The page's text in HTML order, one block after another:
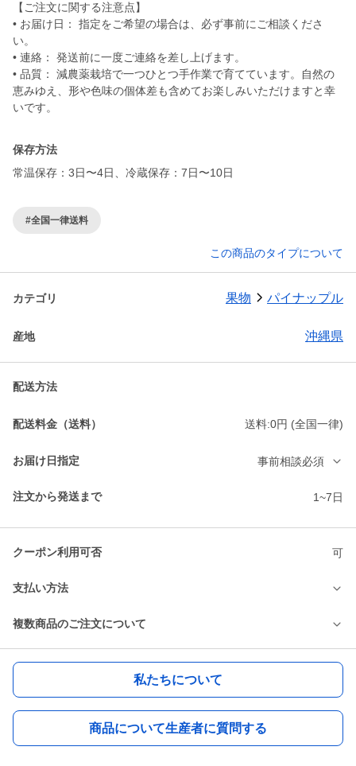
【ご注文に関する注意点】
• お届け日： 指定をご希望の場合は、必ず事前にご相談くださ
い。
• 連絡： 発送前に一度ご連絡を差し上げます。
• 品質： 減農薬栽培で一つひとつ手作業で育てています。自然の
恵みゆえ、形や色味の個体差も含めてお楽しみいただけますと幸
いです。
保存方法
常温保存：3日〜4日、冷蔵保存：7日〜10日
#全国一律送料
この商品のタイプについて
カテゴリ 果物 パイナップル
産地 沖縄県
配送方法
配送料金（送料） 送料:0円 (全国一律)
お届け日指定 事前相談必須
注文から発送まで 1~7日
クーポン利用可否 可
支払い方法
複数商品のご注文について
私たちについて
商品について生産者に質問する